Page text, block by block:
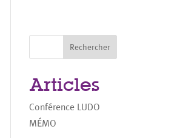
Rechercher
Articles
Conférence LUDO
MÉMO